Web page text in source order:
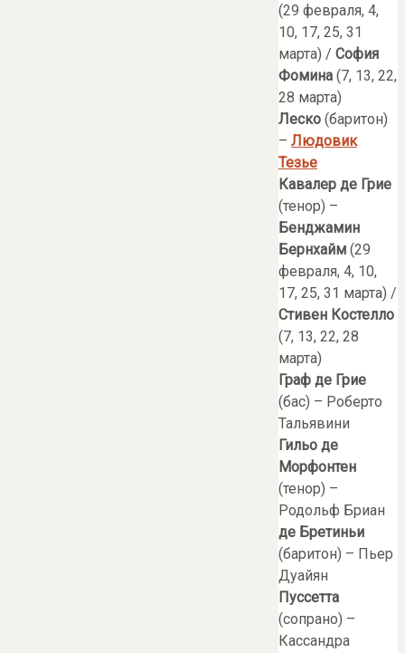
(29 февраля, 4,
10, 17, 25, 31
марта) / София
Фомина (7, 13, 22,
28 марта)
Леско (баритон)
– Людовик
Тезье
Кавалер де Грие
(тенор) –
Бенджамин
Бернхайм (29
февраля, 4, 10,
17, 25, 31 марта) /
Стивен Костелло
(7, 13, 22, 28
марта)
Граф де Грие
(бас) – Роберто
Тальявини
Гильо де
Морфонтен
(тенор) –
Родольф Бриан
де Бретиньи
(баритон) – Пьер
Дуайян
Пуссетта
(сопрано) –
Кассандра